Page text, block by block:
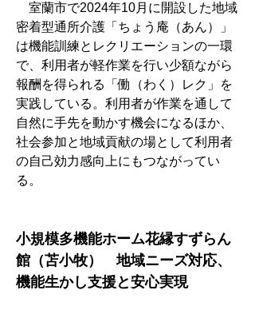
室蘭市で2024年10月に開設した地域
密着型通所介護「ちょう庵（あん）」
は機能訓練とレクリエーションの一環
で、利用者が軽作業を行い少額ながら
報酬を得られる「働（わく）レク」を
実践している。利用者が作業を通して
自然に手先を動かす機会になるほか、
社会参加と地域貢献の場として利用者
の自己効力感向上にもつながってい
る。
小規模多機能ホーム花縁すずらん
館（苫小牧）　地域ニーズ対応、
機能生かし支援と安心実現